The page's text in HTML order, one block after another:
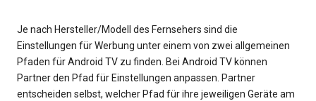
Je nach Hersteller/Modell des Fernsehers sind die
Einstellungen für Werbung unter einem von zwei allgemeinen
Pfaden für Android TV zu finden. Bei Android TV können
Partner den Pfad für Einstellungen anpassen. Partner
entscheiden selbst, welcher Pfad für ihre jeweiligen Geräte am